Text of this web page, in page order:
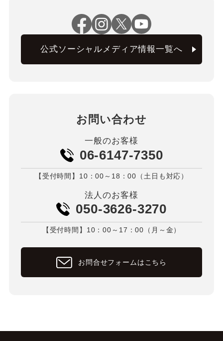
公式ソーシャルメディア情報一覧へ
お問い合わせ
一般のお客様
06-6147-7350
【受付時間】10：00～18：00（土日も対応）
法人のお客様
050-3626-3270
【受付時間】10：00～17：00（月～金）
お問合せフォームはこちら